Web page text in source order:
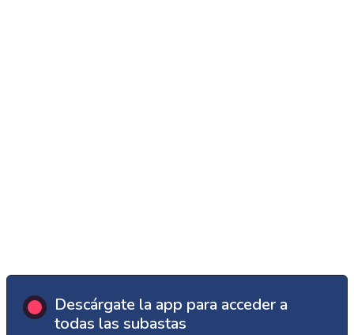
Descárgate la app para acceder a
todas las subastas